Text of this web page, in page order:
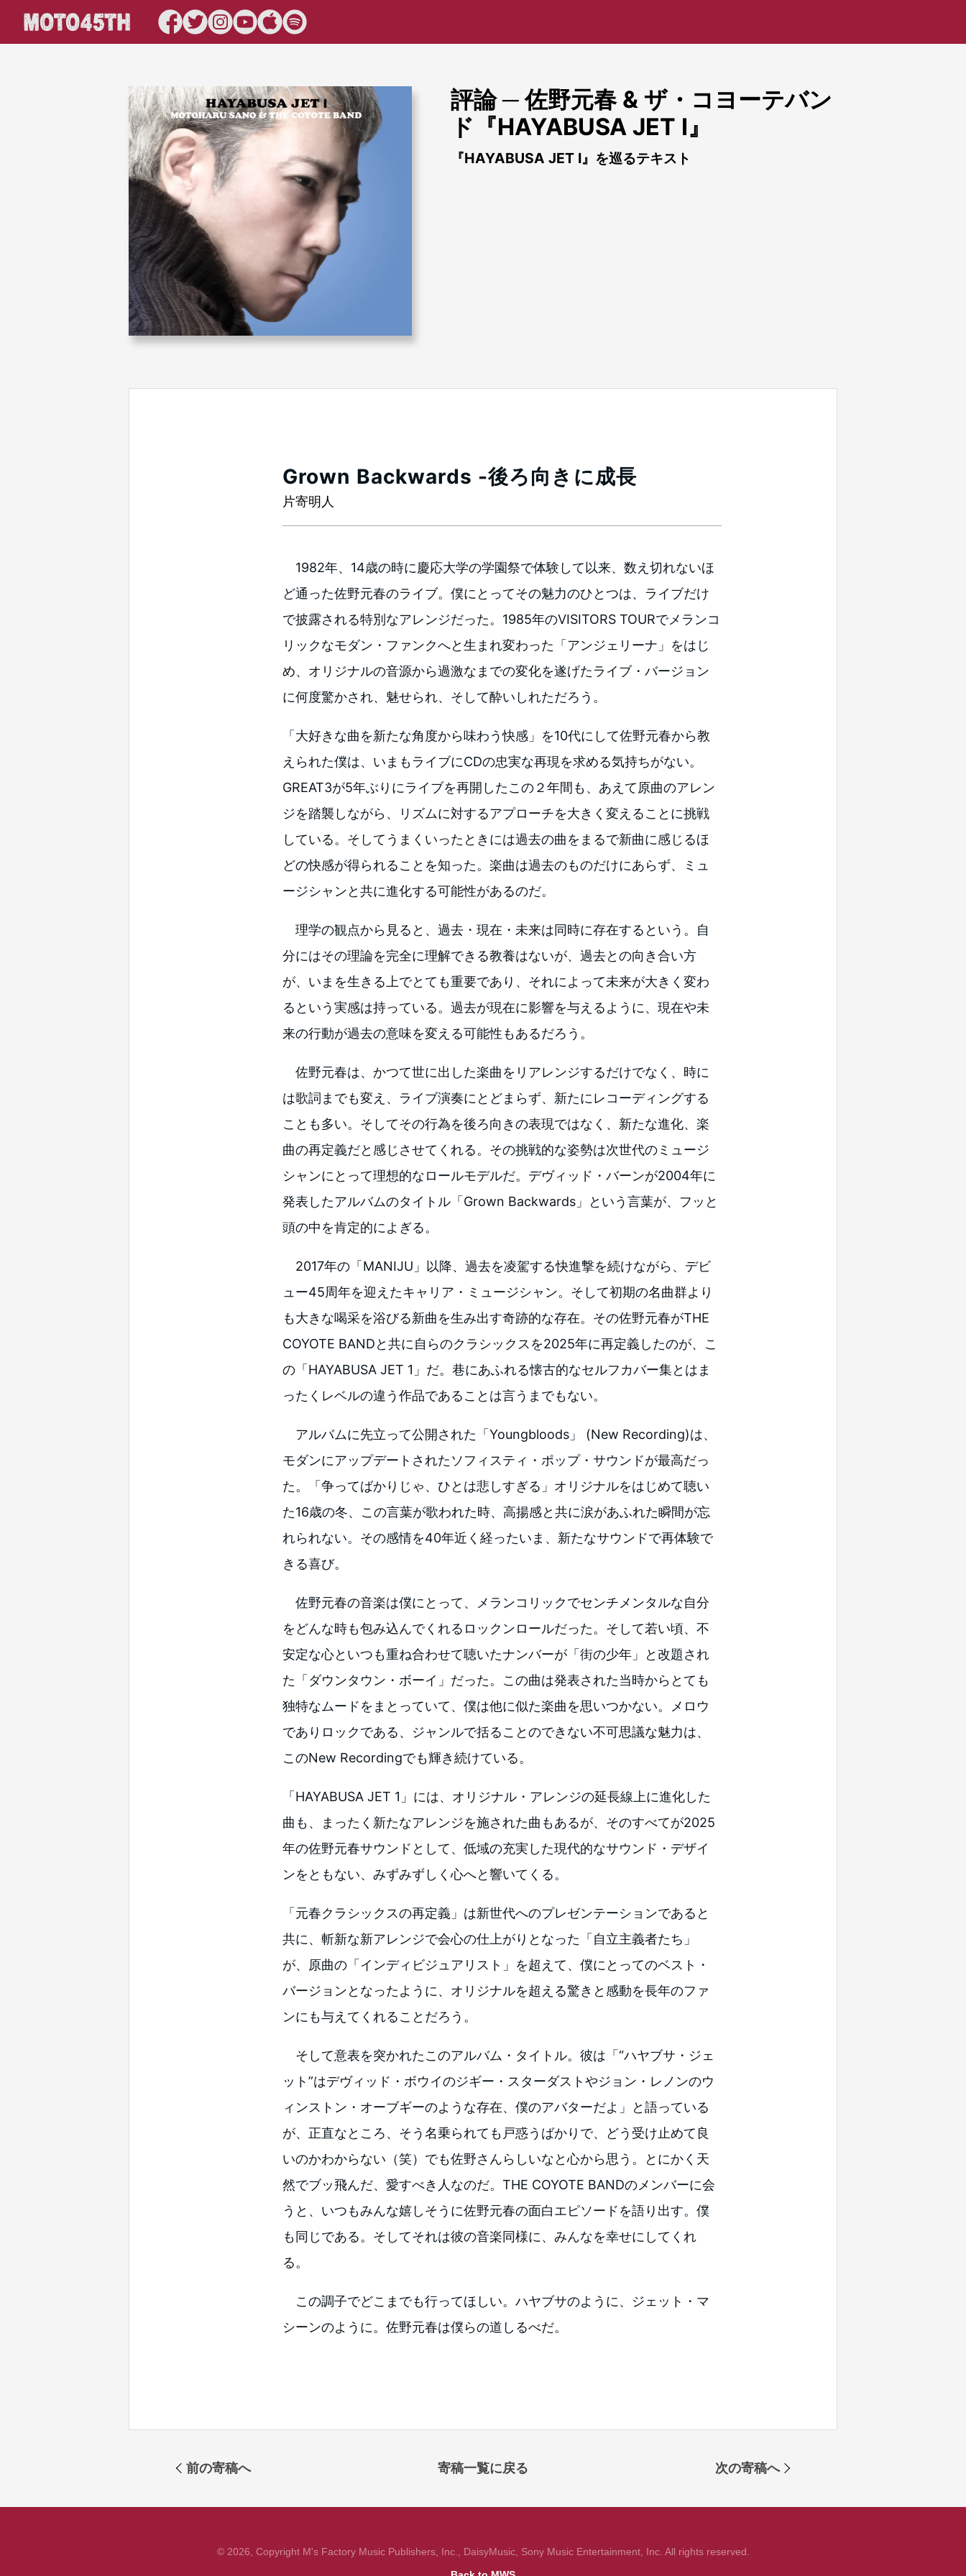
評論 ─ 佐野元春 & ザ・コヨーテバン
ド『HAYABUSA JET I』
『HAYABUSA JET I』を巡るテキスト
Grown Backwards -後ろ向きに成長
片寄明人
1982年、14歳の時に慶応大学の学園祭で体験して以来、数え切れないほ
ど通った佐野元春のライブ。僕にとってその魅力のひとつは、ライブだけ
で披露される特別なアレンジだった。1985年のVISITORS TOURでメランコ
リックなモダン・ファンクへと生まれ変わった「アンジェリーナ」をはじ
め、オリジナルの音源から過激なまでの変化を遂げたライブ・バージョン
に何度驚かされ、魅せられ、そして酔いしれただろう。
「大好きな曲を新たな角度から味わう快感」を10代にして佐野元春から教
えられた僕は、いまもライブにCDの忠実な再現を求める気持ちがない。
GREAT3が5年ぶりにライブを再開したこの２年間も、あえて原曲のアレン
ジを踏襲しながら、リズムに対するアプローチを大きく変えることに挑戦
している。そしてうまくいったときには過去の曲をまるで新曲に感じるほ
どの快感が得られることを知った。楽曲は過去のものだけにあらず、ミュ
ージシャンと共に進化する可能性があるのだ。
理学の観点から見ると、過去・現在・未来は同時に存在するという。自
分にはその理論を完全に理解できる教養はないが、過去との向き合い方
が、いまを生きる上でとても重要であり、それによって未来が大きく変わ
るという実感は持っている。過去が現在に影響を与えるように、現在や未
来の行動が過去の意味を変える可能性もあるだろう。
佐野元春は、かつて世に出した楽曲をリアレンジするだけでなく、時に
は歌詞までも変え、ライブ演奏にとどまらず、新たにレコーディングする
ことも多い。そしてその行為を後ろ向きの表現ではなく、新たな進化、楽
曲の再定義だと感じさせてくれる。その挑戦的な姿勢は次世代のミュージ
シャンにとって理想的なロールモデルだ。デヴィッド・バーンが2004年に
発表したアルバムのタイトル「Grown Backwards」という言葉が、フッと
頭の中を肯定的によぎる。
2017年の「MANIJU」以降、過去を凌駕する快進撃を続けながら、デビ
ュー45周年を迎えたキャリア・ミュージシャン。そして初期の名曲群より
も大きな喝采を浴びる新曲を生み出す奇跡的な存在。その佐野元春がTHE
COYOTE BANDと共に自らのクラシックスを2025年に再定義したのが、こ
の「HAYABUSA JET 1」だ。巷にあふれる懐古的なセルフカバー集とはま
ったくレベルの違う作品であることは言うまでもない。
アルバムに先立って公開された「Youngbloods」 (New Recording)は、
モダンにアップデートされたソフィスティ・ポップ・サウンドが最高だっ
た。「争ってばかりじゃ、ひとは悲しすぎる」オリジナルをはじめて聴い
た16歳の冬、この言葉が歌われた時、高揚感と共に涙があふれた瞬間が忘
れられない。その感情を40年近く経ったいま、新たなサウンドで再体験で
きる喜び。
佐野元春の音楽は僕にとって、メランコリックでセンチメンタルな自分
をどんな時も包み込んでくれるロックンロールだった。そして若い頃、不
安定な心といつも重ね合わせて聴いたナンバーが「街の少年」と改題され
た「ダウンタウン・ボーイ」だった。この曲は発表された当時からとても
独特なムードをまとっていて、僕は他に似た楽曲を思いつかない。メロウ
でありロックである、ジャンルで括ることのできない不可思議な魅力は、
このNew Recordingでも輝き続けている。
「HAYABUSA JET 1」には、オリジナル・アレンジの延長線上に進化した
曲も、まったく新たなアレンジを施された曲もあるが、そのすべてが2025
年の佐野元春サウンドとして、低域の充実した現代的なサウンド・デザイ
ンをともない、みずみずしく心へと響いてくる。
「元春クラシックスの再定義」は新世代へのプレゼンテーションであると
共に、斬新な新アレンジで会心の仕上がりとなった「自立主義者たち」
が、原曲の「インディビジュアリスト」を超えて、僕にとってのベスト・
バージョンとなったように、オリジナルを超える驚きと感動を長年のファ
ンにも与えてくれることだろう。
そして意表を突かれたこのアルバム・タイトル。彼は「“ハヤブサ・ジェ
ット”はデヴィッド・ボウイのジギー・スターダストやジョン・レノンのウ
ィンストン・オーブギーのような存在、僕のアバターだよ」と語っている
が、正直なところ、そう名乗られても戸惑うばかりで、どう受け止めて良
いのかわからない（笑）でも佐野さんらしいなと心から思う。とにかく天
然でブッ飛んだ、愛すべき人なのだ。THE COYOTE BANDのメンバーに会
うと、いつもみんな嬉しそうに佐野元春の面白エピソードを語り出す。僕
も同じである。そしてそれは彼の音楽同様に、みんなを幸せにしてくれ
る。
この調子でどこまでも行ってほしい。ハヤブサのように、ジェット・マ
シーンのように。佐野元春は僕らの道しるべだ。
前の寄稿へ 寄稿一覧に戻る 次の寄稿へ
© 2026, Copyright M's Factory Music Publishers, Inc., DaisyMusic, Sony Music Entertainment, Inc. All rights reserved.